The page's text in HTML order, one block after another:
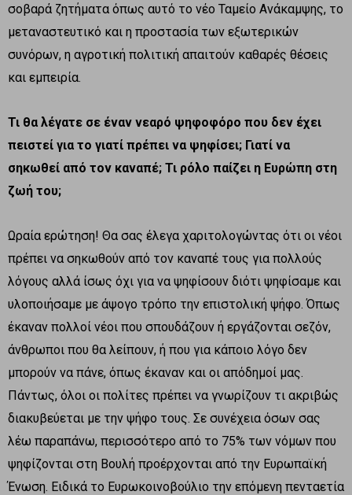
σοβαρά ζητήματα όπως αυτό το νέο Ταμείο Ανάκαμψης, το
μεταναστευτικό και η προστασία των εξωτερικών
συνόρων, η αγροτική πολιτική απαιτούν καθαρές θέσεις
και εμπειρία.
Τι θα λέγατε σε έναν νεαρό ψηφοφόρο που δεν έχει
πειστεί για το γιατί πρέπει να ψηφίσει; Γιατί να
σηκωθεί από τον καναπέ; Τι ρόλο παίζει η Ευρώπη στη
ζωή του;
Ωραία ερώτηση! Θα σας έλεγα χαριτολογώντας ότι οι νέοι
πρέπει να σηκωθούν από τον καναπέ τους για πολλούς
λόγους αλλά ίσως όχι για να ψηφίσουν διότι ψηφίσαμε και
υλοποιήσαμε με άψογο τρόπο την επιστολική ψήφο. Όπως
έκαναν πολλοί νέοι που σπουδάζουν ή εργάζονται σεζόν,
άνθρωποι που θα λείπουν, ή που για κάποιο λόγο δεν
μπορούν να πάνε, όπως έκαναν και οι απόδημοί μας.
Πάντως, όλοι οι πολίτες πρέπει να γνωρίζουν τι ακριβώς
διακυβεύεται με την ψήφο τους. Σε συνέχεια όσων σας
λέω παραπάνω, περισσότερο από το 75% των νόμων που
ψηφίζονται στη Βουλή προέρχονται από την Ευρωπαϊκή
Ένωση. Ειδικά το Ευρωκοινοβούλιο την επόμενη πενταετία